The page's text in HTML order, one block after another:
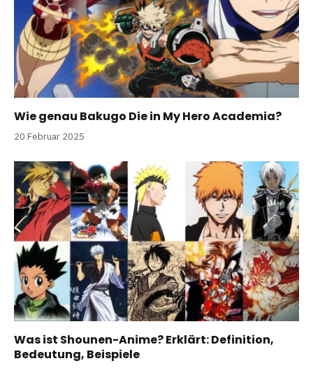
Wie genau Bakugo Die in My Hero Academia?
20 Februar 2025
Was ist Shounen-Anime? Erklärt: Definition,
Bedeutung, Beispiele